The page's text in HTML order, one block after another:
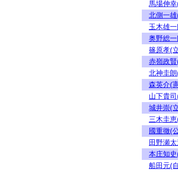
馬場伸
北側一
玉木雄
奥野総
篠原孝(
赤嶺政
北神圭
森英介(
山下貴
城井崇(
三木圭
國重徹(
田野瀬
本庄知
船田元(